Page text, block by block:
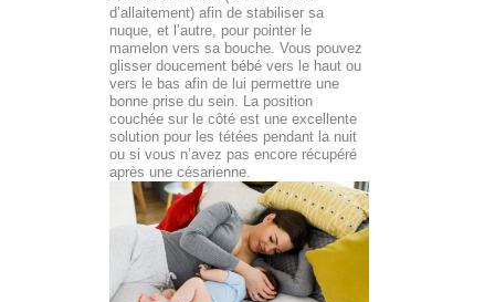
d’allaitement) afin de stabiliser sa
nuque, et l’autre, pour pointer le
mamelon vers sa bouche. Vous pouvez
glisser doucement bébé vers le haut ou
vers le bas afin de lui permettre une
bonne prise du sein. La position
couchée sur le côté est une excellente
solution pour les tétées pendant la nuit
ou si vous n’avez pas encore récupéré
après une césarienne.